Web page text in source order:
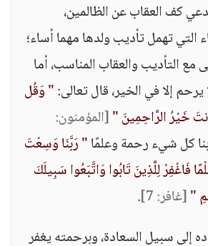
كف العقاب عن الظالمين،
التي تهمل تأديب ولدها مهما أساء؛
مع التأديب والعقاب المناسب، أما
يرحم إلا في الخير، قال تعالى:" وَقُل
خَيْرُ الرَّاحِمِينَ "[المؤمنون:
كل شيء رحمة وعلمًا" رَبَّنَا وَسِعْتَ
لِلَّذِينَ تَابُوا وَاتَّبَعُوا سَبِيلَكَ
"[غافر: 7]
.
إلى سبيل السعادة، وبرحمته يغفر